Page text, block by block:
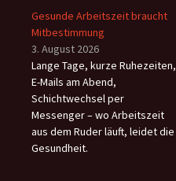
Gesunde Arbeitszeit braucht
Mitbestimmung
3. August 2026
Lange Tage, kurze Ruhezeiten,
E-Mails am Abend,
Schichtwechsel per
Messenger – wo Arbeitszeit
aus dem Ruder läuft, leidet die
Gesundheit.